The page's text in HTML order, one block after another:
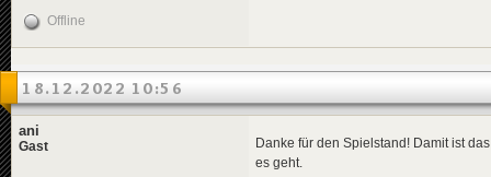
Offline
18.12.2022 10:56
ani
Gast
Danke für den Spielstand! Damit ist
es geht.